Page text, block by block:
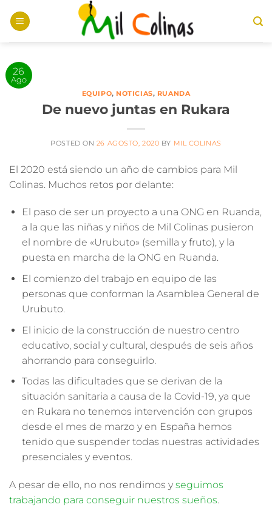
26
Ago
EQUIPO, NOTICIAS, RUANDA
De nuevo juntas en Rukara
POSTED ON 26 AGOSTO, 2020 BY MIL COLINAS
El 2020 está siendo un año de cambios para Mil
Colinas. Muchos retos por delante:
El paso de ser un proyecto a una ONG en Ruanda,
a la que las niñas y niños de Mil Colinas pusieron
el nombre de «Urubuto» (semilla y fruto), y la
puesta en marcha de la ONG en Ruanda.
El comienzo del trabajo en equipo de las
personas que conforman la Asamblea General de
Urubuto.
El inicio de la construcción de nuestro centro
educativo, social y cultural, después de seis años
ahorrando para conseguirlo.
Todas las dificultades que se derivan de la
situación sanitaria a causa de la Covid-19, ya que
en Rukara no tenemos intervención con grupos
desde el mes de marzo y en España hemos
tenido que suspender todas nuestras actividades
presenciales y eventos.
A pesar de ello, no nos rendimos y seguimos
trabajando para conseguir nuestros sueños.